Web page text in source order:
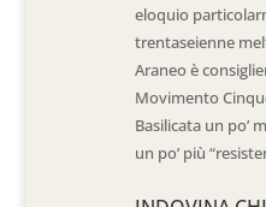
eloquio
trentaseienne
Araneo è
Movimento
Basilicata un po’
un po’ più